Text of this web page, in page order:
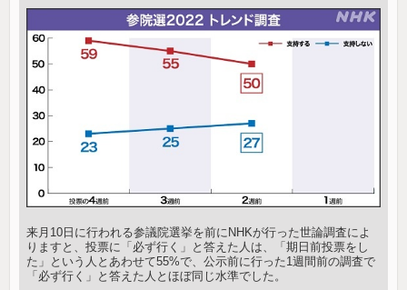
来月10日に行われる参議院選挙を前にNHKが行った世論調査によ
りますと、投票に「必ず行く」と答えた人は、「期日前投票をし
た」という人とあわせて55%で、公示前に行った1週間前の調査で
「必ず行く」と答えた人とほぼ同じ水準でした。